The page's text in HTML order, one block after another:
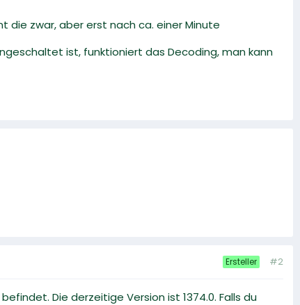
die zwar, aber erst nach ca. einer Minute
ist, funktioniert das Decoding, man kann
Ersteller #2
Die derzeitige Version ist 1374.0. Falls du